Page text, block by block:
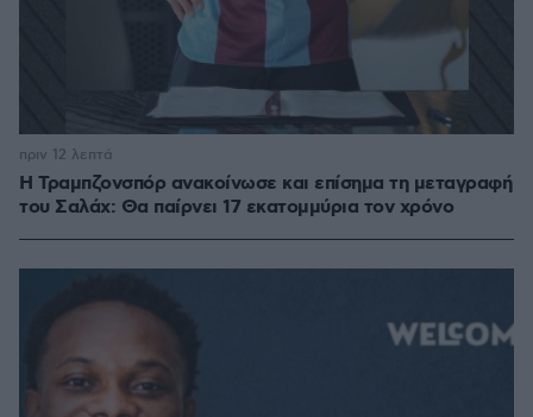
Η Τραμπζονσπόρ ανακοίνωσε και επίσημα τη μεταγραφή
του Σαλάχ: Θα παίρνει 17 εκατομμύρια τον χρόνο
πριν 12 λεπτά